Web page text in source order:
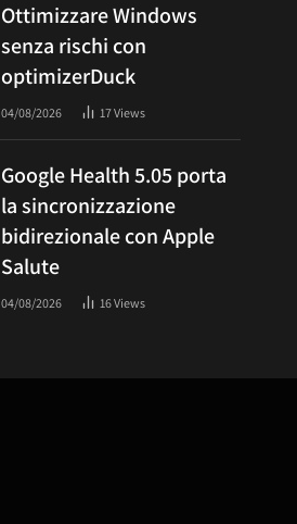
Ottimizzare Windows
senza rischi con
optimizerDuck
04/08/2026 17Views
Google Health 5.05 porta
la sincronizzazione
bidirezionale con Apple
Salute
04/08/2026 16Views